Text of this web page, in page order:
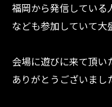
福岡から発信してい
なども参加していて大
会場に遊びに来て頂い
ありがとうございま